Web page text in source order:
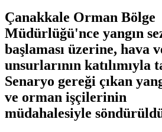
Çanakkale Orman Bölge
Müdürlüğü'nce yangın
başlaması üzerine, hava
unsurlarının katılımıyla
Senaryo gereği çıkan
ve orman işçilerinin
müdahalesiyle